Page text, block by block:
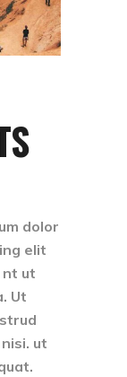
dolor
elit
nt ut
Ut
ut